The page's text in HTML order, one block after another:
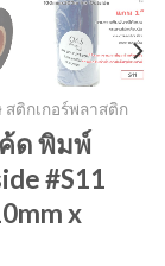
สติกเกอร์พลาสติก
ด พิมพ์
#S11
x